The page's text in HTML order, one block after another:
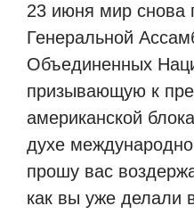
23 июня мир снова
Генеральной
Объединенных
призывающую к
американской
духе
прошу вас
как вы уже делали